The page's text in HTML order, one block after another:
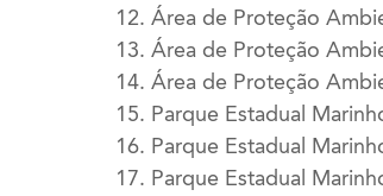
Área de Proteção
Área de Proteção
Área de Proteção
Parque Estadual
Parque Estadual
Parque Estadual